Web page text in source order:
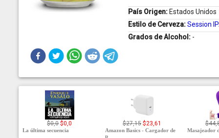
País Origen: Estados Unidos
Estilo de Cerveza:Session
Grados de Alcohol: -
$0,0 $0,0
La última secuencia
$27,15 $23,61
Amazon Basics - Cargador de
p
Masajeador